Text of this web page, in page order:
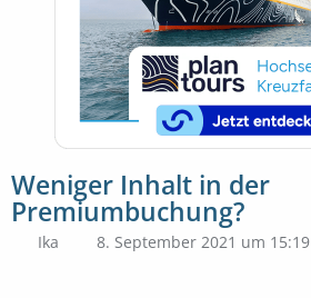
Weniger Inhalt in der
Premiumbuchung?
Ika 8. September 2021 um 15:19